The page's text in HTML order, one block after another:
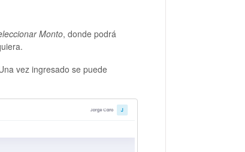
Monto, donde podrá
vez ingresado se puede